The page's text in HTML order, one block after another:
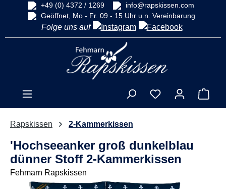
springen
+49 (0) 4372 / 1269
info@rapskissen.com
Geöffnet, Mo - Fr. 09 - 15 Uhr u.n. Vereinbarung
Folge uns auf
Rapskissen 2-Kammerkissen
'Hochseeanker groß dunkelblau
dünner Stoff 2-Kammerkissen
Fehmarn Rapskissen
Bildergalerie überspringen